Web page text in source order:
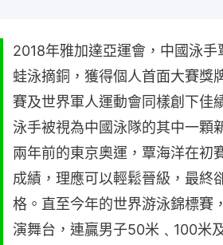
2018年雅加達亞運會，中國泳
蛙泳摘銅，獲得個人首面大賽獎
賽及世界軍人運動會同樣創下佳
泳手被視為中國泳隊的其中一顆
兩年前的東京奧運，覃海洋在初
成績，理應可以輕鬆晉級，最終
格。直至今年的世界游泳錦標賽
演舞台，連贏男子50米﹑100米